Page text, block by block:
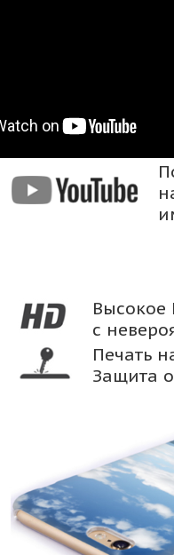
Высокое
с
Печать
Защита